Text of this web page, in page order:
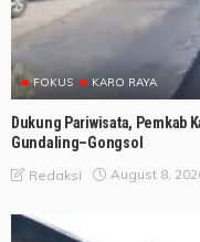
FOKUS KARO RAYA
Dukung Pariwisata, Pemkab
Gundaling–Gongsol
Redaksi August 8,